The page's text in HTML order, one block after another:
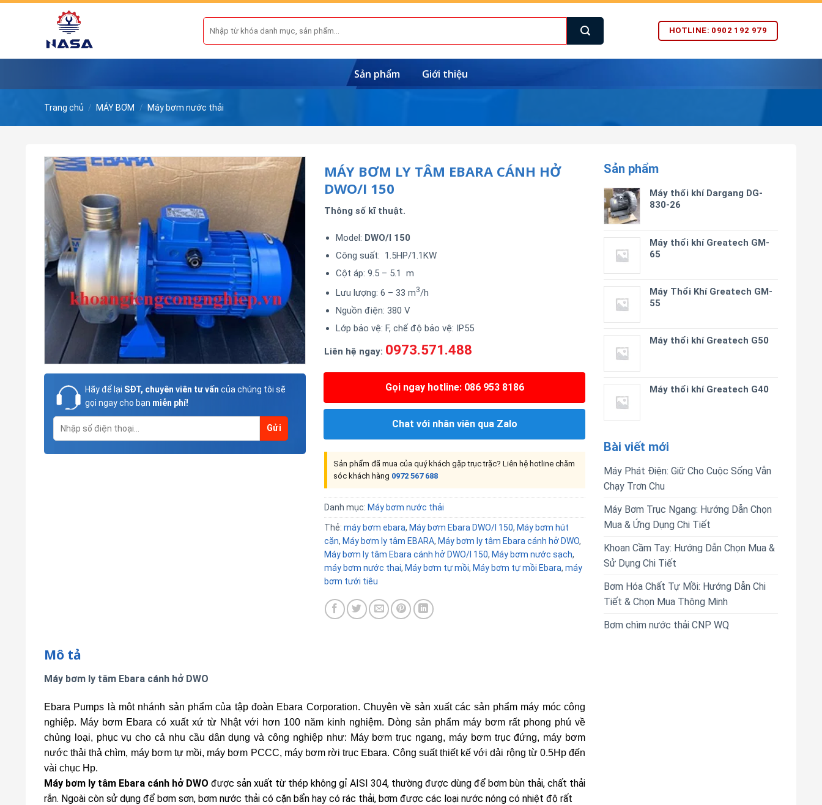
Skip
Tìm
kiếm:
HOTLINE: 0902 192 979
Sản phẩm Giới thiệu
Trang chủ / MÁY BƠM / Máy bơm nước thải
Sản phẩm
Máy thổi khí Dargang DG-
830-26
Máy thổi khí Greatech GM-
65
Máy Thổi Khí Greatech GM-
55
Máy thổi khí Greatech G50
Máy thổi khí Greatech G40
Bài viết mới
Máy Phát Điện: Giữ Cho Cuộc Sống Vẫn
Chạy Trơn Chu
Máy Bơm Trục Ngang: Hướng Dẫn Chọn
Mua & Ứng Dụng Chi Tiết
Khoan Cầm Tay: Hướng Dẫn Chọn Mua &
Sử Dụng Chi Tiết
Bơm Hóa Chất Tự Mồi: Hướng Dẫn Chi
Tiết & Chọn Mua Thông Minh
Bơm chìm nước thải CNP WQ
Hãy để lại SĐT, chuyên viên tư vấn của chúng tôi sẽ
gọi ngay cho bạn miễn phí!
MÁY BƠM LY TÂM EBARA CÁNH HỞ
DWO/I 150
Thông số kĩ thuật.
Model: DWO/I 150
Công suất: 1.5HP/1.1KW
Cột áp: 9.5 – 5.1 m
Lưu lượng: 6 – 33 m3/h
Nguồn điện: 380 V
Lớp bảo vệ: F, chế độ bảo vệ: IP55
Liên hệ ngay: 0973.571.488
Gọi ngay hotline: 086 953 8186
Chat với nhân viên qua Zalo
Sản phẩm đã mua của quý khách gặp trục trặc? Liên hệ hotline chăm
sóc khách hàng 0972 567 688
Danh mục: Máy bơm nước thải
Thẻ: máy bơm ebara, Máy bơm Ebara DWO/I 150, Máy bơm hút
cặn, Máy bơm ly tâm EBARA, Máy bơm ly tâm Ebara cánh hở DWO,
Máy bơm ly tâm Ebara cánh hở DWO/I 150, Máy bơm nước sạch,
máy bơm nước thai, Máy bơm tự mồi, Máy bơm tự mồi Ebara, máy
bơm tưới tiêu
Mô tả
Máy bơm ly tâm Ebara cánh hở DWO
Ebara Pumps là môt nhánh sản phẩm của tập đoàn Ebara Corporation. Chuyên về sản xuất các sản phẩm máy móc công
nghiệp. Máy bơm Ebara có xuất xứ từ Nhật với hơn 100 năm kinh nghiệm. Dòng sản phẩm máy bơm rất phong phú về
chủng loại, phục vụ cho cả nhu cầu dân dụng và công nghiệp như: Máy bơm trục ngang, máy bơm trục đứng, máy bơm
nước thải thả chìm, máy bơm tự mồi, máy bơm PCCC, máy bơm rời trục Ebara. Công suất thiết kế với dải rộng từ 0.5Hp đến
vài chục Hp.
Máy bơm ly tâm Ebara cánh hở DWO được sản xuất từ thép không gỉ AISI 304, thường được dùng để bơm bùn thải, chất thải
rắn. Ngoài còn sử dụng để bơm sơn, bơm nước thải có cặn bẩn hay có rác thải, bơm được các loại nước nóng có nhiệt độ rất